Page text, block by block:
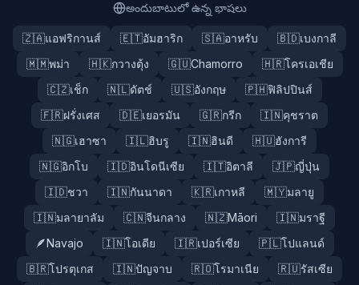
అందుబాటులో ఉన్న భాషలు
🇿🇦แอฟริกานส์ 🇪🇹อัมฮาริก 🇸🇦อาหรับ 🇧🇩เบงกาลี
🇲🇲พม่า 🇭🇰กวางตุ้ง 🇬🇺Chamorro 🇭🇷โครเอเชีย
🇨🇿เช็ก 🇳🇱ดัตช์ 🇺🇸อังกฤษ 🇵🇭ฟิลิปปินส์
🇫🇷ฝรั่งเศส 🇩🇪เยอรมัน 🇬🇷กรีก 🇮🇳คุชราต
🇳🇬เฮาซา 🇮🇱ฮิบรู 🇮🇳ฮินดี 🇭🇺ฮังการี
🇳🇬อิกโบ 🇮🇩อินโดนีเซีย 🇮🇹อิตาลี 🇯🇵ญี่ปุ่น
🇮🇩ชวา 🇮🇳กันนาดา 🇰🇷เกาหลี 🇲🇾มลายู
🇮🇳มลายาลัม 🇨🇳จีนกลาง 🇳🇿Māori 🇮🇳มราฐี
🪶Navajo 🇮🇳โอเดีย 🇮🇷เปอร์เซีย 🇵🇱โปแลนด์
🇧🇷โปรตุเกส 🇮🇳ปัญจาบ 🇷🇴โรมาเนีย 🇷🇺รัสเซีย